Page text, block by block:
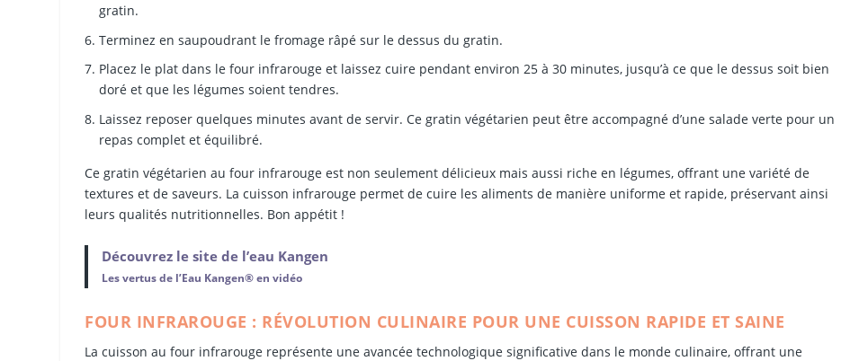
gratin.
Terminez en saupoudrant le fromage râpé sur le dessus du gratin.
Placez le plat dans le four infrarouge et laissez cuire pendant environ 25 à 30 minutes, jusqu’à ce que le dessus soit bien
doré et que les légumes soient tendres.
Laissez reposer quelques minutes avant de servir. Ce gratin végétarien peut être accompagné d’une salade verte pour un
repas complet et équilibré.
Ce gratin végétarien au four infrarouge est non seulement délicieux mais aussi riche en légumes, offrant une variété de
textures et de saveurs. La cuisson infrarouge permet de cuire les aliments de manière uniforme et rapide, préservant ainsi
leurs qualités nutritionnelles. Bon appétit !
Découvrez le site de l’eau Kangen
Les vertus de l’Eau Kangen® en vidéo
FOUR INFRAROUGE : RÉVOLUTION CULINAIRE POUR UNE CUISSON RAPIDE ET SAINE
La cuisson au four infrarouge représente une avancée technologique significative dans le monde culinaire, offrant une